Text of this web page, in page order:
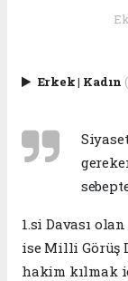
Erkek| Kadın
1.si Davası
ise Milli Görüş
hakim kılmak